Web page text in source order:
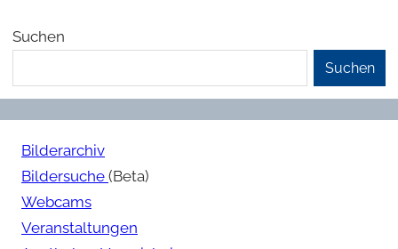
Suchen
Suchen
Bilderarchiv
Bildersuche (Beta)
Webcams
Veranstaltungen